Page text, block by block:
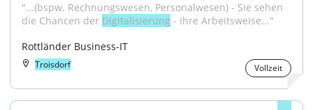
"...(bspw. Rechnungswesen, Personalwesen) - Sie sehen
die Chancen der Digitalisierung - Ihre Arbeitsweise..."
Rottländer Business-IT
Troisdorf Vollzeit